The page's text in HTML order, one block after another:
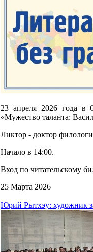
23 апреля 2026 года в
«Мужество таланта:
Лнктор - доктор
Начало в 14:00.
Вход по читательскому
25 Марта 2026
Юрий Рытхэу: художник